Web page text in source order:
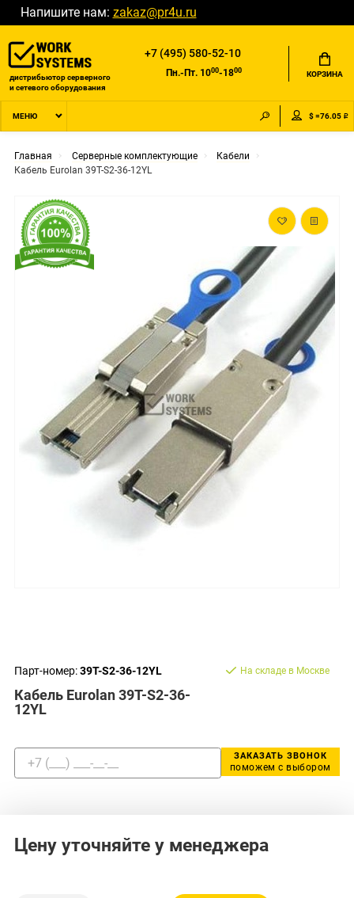
Напишите нам: zakaz@pr4u.ru
дистрибьютор серверного
и сетевого оборудования
+7 (495) 580-52-10
Пн.-Пт. 1000-1800 КОРЗИНА
МЕНЮ $ =76.05 ₽
Главная Серверные комплектующие
Кабели
Кабель Eurolan 39T-S2-36-12YL
Парт-номер:39T-S2-36-12YL
Кабель Eurolan 39T-S2-36-
12YL
На складе в Москве
ЗАКАЗАТЬ ЗВОНОК
поможем с выбором
Цену уточняйте у менеджера